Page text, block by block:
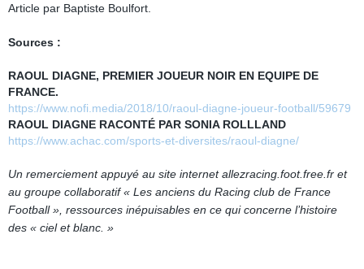
Article par Baptiste Boulfort.
Sources :
RAOUL DIAGNE, PREMIER JOUEUR NOIR EN EQUIPE DE
FRANCE.
https://www.nofi.media/2018/10/raoul-diagne-joueur-football/59679
RAOUL DIAGNE RACONTÉ PAR SONIA ROLLLAND
https://www.achac.com/sports-et-diversites/raoul-diagne/
Un remerciement appuyé au site internet allezracing.foot.free.fr et
au groupe collaboratif « Les anciens du Racing club de France
Football », ressources inépuisables en ce qui concerne l’histoire
des « ciel et blanc. »